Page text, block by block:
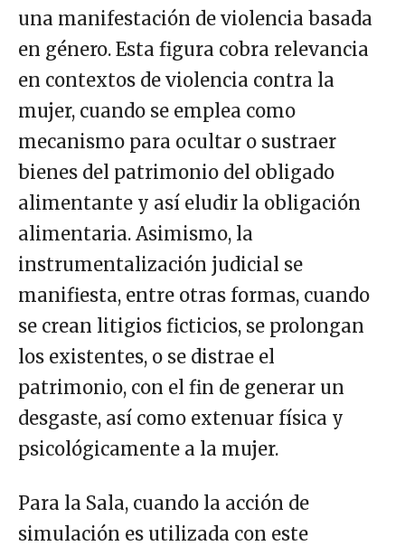
una manifestación de violencia basada
en género. Esta figura cobra relevancia
en contextos de violencia contra la
mujer, cuando se emplea como
mecanismo para ocultar o sustraer
bienes del patrimonio del obligado
alimentante y así eludir la obligación
alimentaria. Asimismo, la
instrumentalización judicial se
manifiesta, entre otras formas, cuando
se crean litigios ficticios, se prolongan
los existentes, o se distrae el
patrimonio, con el fin de generar un
desgaste, así como extenuar física y
psicológicamente a la mujer.
Para la Sala, cuando la acción de
simulación es utilizada con este